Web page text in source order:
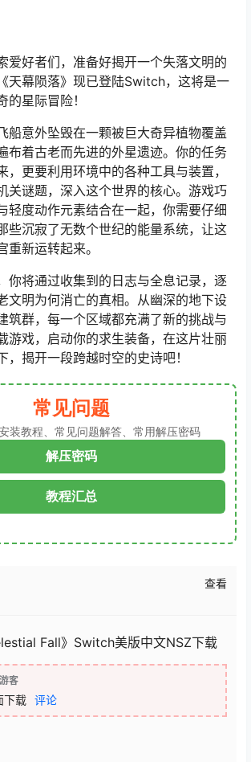
爱好者们，准备好揭开一个失落文明的
天幕陨落》现已登陆Switch，这将是一
星际冒险！
船意外坠毁在一颗被巨大奇异植物覆盖
布着古老而先进的外星遗迹。你的任务
，更要利用环境中的各种工具与装置，
关谜题，深入这个世界的核心。游戏巧
轻度动作元素结合在一起，你需要仔细
些沉寂了无数个世纪的能量系统，让这
重新运转起来。
你将通过收集到的日志与全息记录，逐
文明为何消亡的真相。从幽深的地下设
筑群，每一个区域都充满了新的挑战与
游戏，启动你的求生装备，在这片壮丽
，揭开一段跨越时空的史诗吧！
常见问题
装教程、常见问题解答、常用解压密码
解压密码
教程汇总
查看
Fall》Switch美版中文NSZ下载
游客
下载 评论